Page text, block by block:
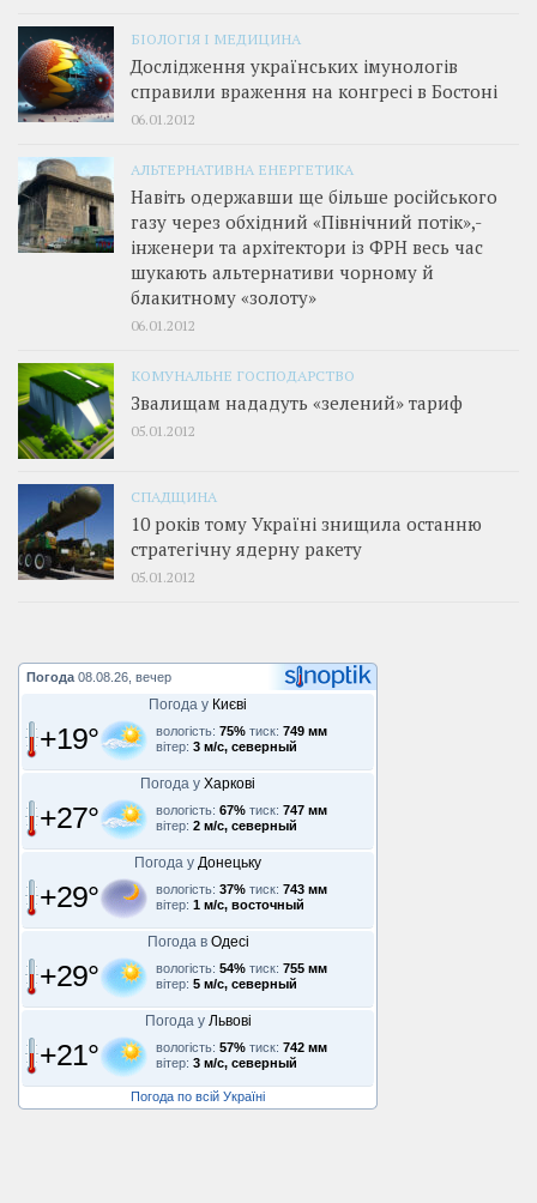
БІОЛОГІЯ І МЕДИЦИНА
Дослідження українських імунологів
справили враження на конгресі в Бостоні
06.01.2012
АЛЬТЕРНАТИВНА ЕНЕРГЕТИКА
Навіть одержавши ще більше російського
газу через обхідний «Північний потік»,­
інженери та архітектори із ФРН весь час
шукають альтернативи чорному й
блакитному «золоту»
06.01.2012
КОМУНАЛЬНЕ ГОСПОДАРСТВО
Звалищам нададуть «зелений» тариф
05.01.2012
СПАДЩИНА
10 років тому Україні знищила останню
стратегічну ядерну ракету
05.01.2012
Погода 08.08.26, вечер
Погода у Києві
+19° вологість: 75% тиск: 749 мм
вітер: 3 м/с, северный
Погода у Харкові
+27° вологість: 67% тиск: 747 мм
вітер: 2 м/с, северный
Погода у Донецьку
+29° вологість: 37% тиск: 743 мм
вітер: 1 м/с, восточный
Погода в Одесі
+29° вологість: 54% тиск: 755 мм
вітер: 5 м/с, северный
Погода у Львові
+21° вологість: 57% тиск: 742 мм
вітер: 3 м/с, северный
Погода по всій Україні